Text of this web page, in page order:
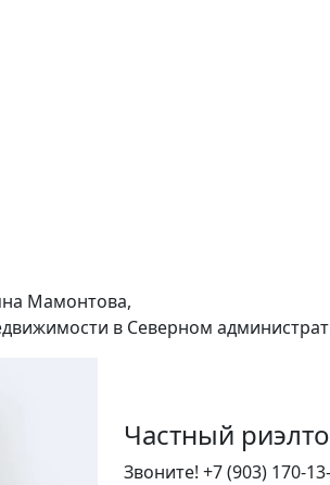
Мамонтова,
в Северном
Частный
Звоните! +7 (903) 170-